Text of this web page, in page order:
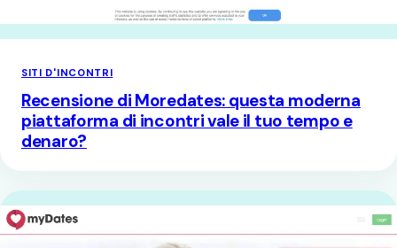
SITI D'INCONTRI
Recensione di Moredates: questa moderna
piattaforma di incontri vale il tuo tempo e
denaro?